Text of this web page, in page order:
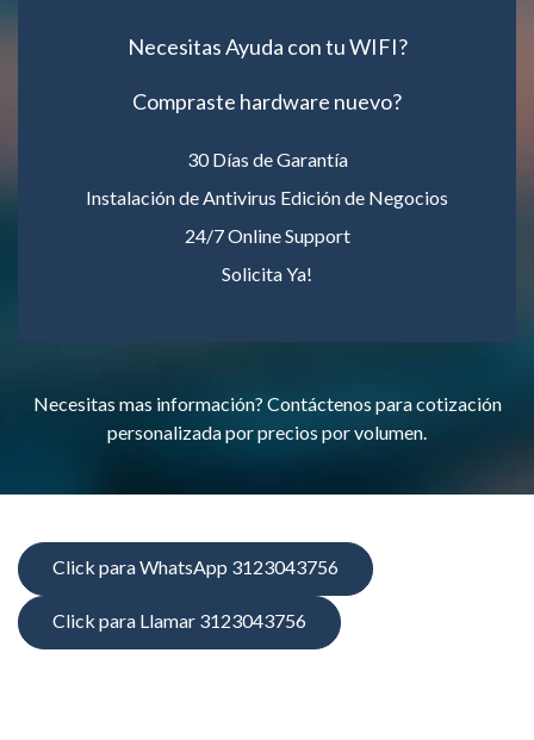
Necesitas Ayuda con tu WIFI?
Compraste hardware nuevo?
30 Días de Garantía
Instalación de Antivirus Edición de Negocios
24/7 Online Support
Solicita Ya!
Necesitas mas información? Contáctenos para cotización
personalizada por precios por volumen.
Click para WhatsApp 3123043756
Click para Llamar 3123043756